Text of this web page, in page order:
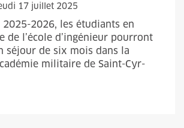
17 juillet 2025
2025-2026, les étudiants en
de l’école d’ingénieur pourront
séjour de six mois dans la
militaire de Saint-Cyr-